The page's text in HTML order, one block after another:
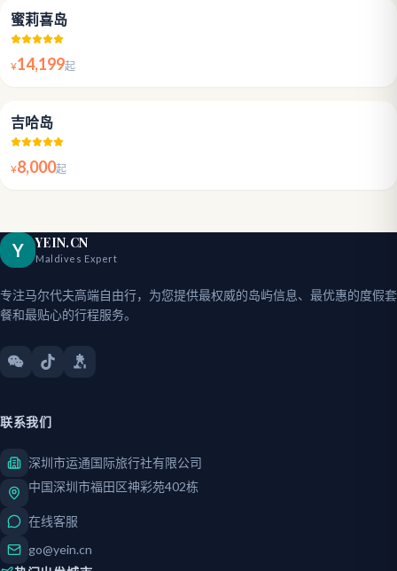
蜜莉喜岛
¥14,199起
吉哈岛
¥8,000起
Y YEIN.CN
Maldives Expert
专注马尔代夫高端自由行，为您提供最权威的岛屿信息、最优惠的度假套
餐和最贴心的行程服务。
联系我们
深圳市运通国际旅行社有限公司
中国深圳市福田区神彩苑402栋
在线客服
go@yein.cn